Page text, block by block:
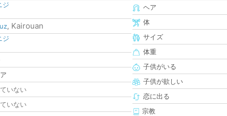
ジ
, Kairouan
ジ
いない
いない
ヘア
体
サイズ
体重
子供がいる
子供が欲しい
恋に出る
宗教